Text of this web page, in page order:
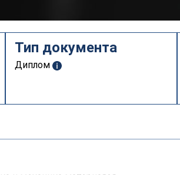
Тип документа
Диплом